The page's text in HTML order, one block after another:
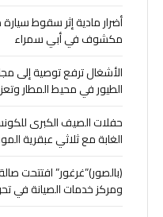
أضرار مادية إثر سقوط
مكشوف في أبي سمراء
الأشغال ترفع توصية إلى
الطيور في محيط المطار
حفلات الصيف الكبرى
الغابة مع ثلاثي عبقرية
(بالصور)”غرغور” افتتحت
ومركز خدمات الصيانة في